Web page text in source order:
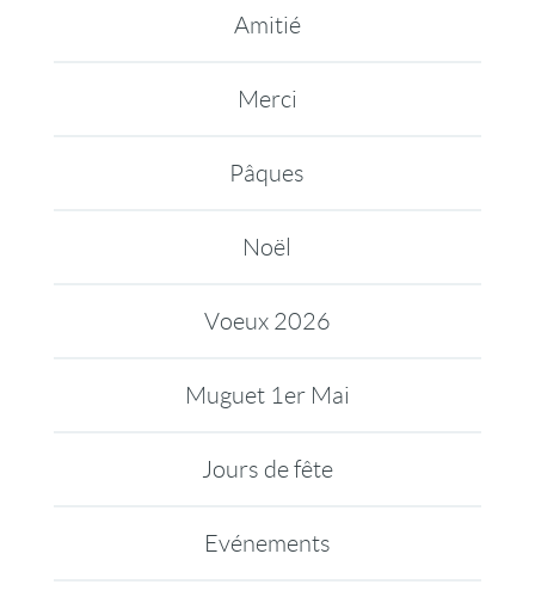
Amitié
Merci
Pâques
Noël
Voeux 2026
Muguet 1er Mai
Jours de fête
Evénements